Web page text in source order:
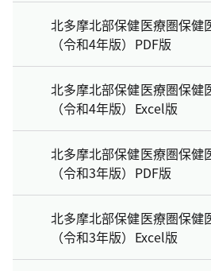
北多摩北部保健医療圏保健
（令和4年版）PDF版
北多摩北部保健医療圏保健
（令和4年版）Excel版
北多摩北部保健医療圏保健
（令和3年版）PDF版
北多摩北部保健医療圏保健
（令和3年版）Excel版